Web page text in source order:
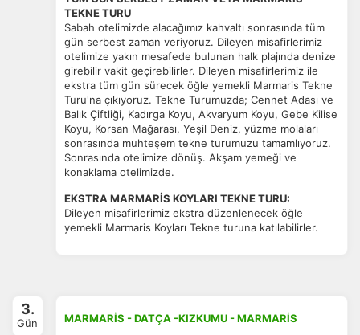
Çerez tercihlerinizibelirleyin.
Daha fazla bilgi için KVKK bilgilendirmemizi ,çerez kullanım
ve
gizlilik koşullarını inceleyebilirsiniz.
Zorunlu Çerezler HER ZAMAN AKTIF
Oturum yönetimi, güvenlik ve temel site işlevleri için
gereklidir. Bu çerezler olmadan site düzgün çalışmaz ve
devre dışı bırakılamaz.
kullanıcıların nerede zorluk yaşadığını anlamamıza
yardımcı olur.
TEKNE TURU
Sabah otelimizde alacağımız kahvaltı sonrasında tüm
gün serbest zaman veriyoruz. Dileyen misafirlerimiz
otelimize yakın mesafede bulunan halk plajında denize
girebilir vakit geçirebilirler. Dileyen misafirlerimiz ile
ekstra tüm gün sürecek öğle yemekli Marmaris Tekne
Turu'na çıkıyoruz. Tekne Turumuzda; Cennet Adası ve
Balık Çiftliği, Kadırga Koyu, Akvaryum Koyu, Gebe Kilise
Koyu, Korsan Mağarası, Yeşil Deniz, yüzme molaları
sonrasında muhteşem tekne turumuzu tamamlıyoruz.
Sonrasında otelimize dönüş. Akşam yemeği ve
konaklama otelimizde.
EKSTRA MARMARİS KOYLARI TEKNE TURU:
Dileyen misafirlerimiz ekstra düzenlenecek öğle
yemekli Marmaris Koyları Tekne turuna katılabilirler.
3.
Gün
MARMARİS - DATÇA -KIZKUMU - MARMARİS